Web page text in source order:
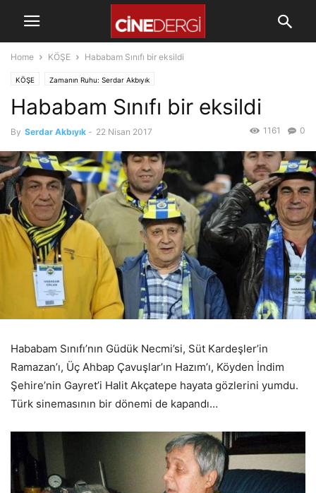
Home KÖŞE Hababam Sınıfı bir eksildi
KÖŞE Zamanın Ruhu: Serdar Akbıyık
Hababam Sınıfı bir eksildi
By Serdar Akbıyık - 22 Nisan 2017 0
1161
Hababam Sınıfı’nın Güdük Necmi’si, Süt Kardeşler’in
Ramazan’ı, Üç Ahbap Çavuşlar’ın Hazım’ı, Köyden İndim
Şehire’nin Gayret’i Halit Akçatepe hayata gözlerini yumdu.
Türk sinemasının bir dönemi de kapandı…